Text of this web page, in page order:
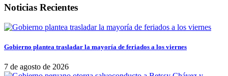
Noticias Recientes
Gobierno plantea trasladar la mayoría de feriados a los viernes
7 de agosto de 2026